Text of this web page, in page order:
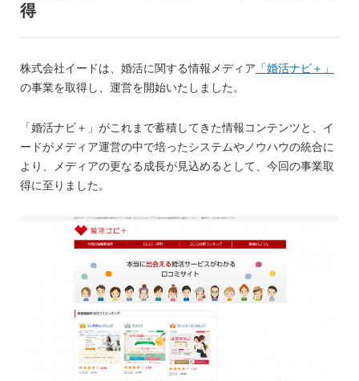
得
株式会社イードは、婚活に関する情報メディア 「婚活ナビ＋」
の事業を取得し、運営を開始いたしました。
「婚活ナビ＋」がこれまで蓄積してきた情報コンテンツと、イ
ードがメディア運営の中で培ったシステムやノウハウの統合に
より、メディアの更なる成長が見込めるとして、今回の事業取
得に至りました。